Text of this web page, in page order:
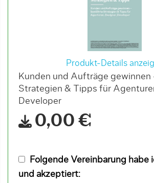
Produkt-Details
Kunden und Aufträge gewinnen
Strategien & Tipps für
Developer
0,00 €
Folgende Vereinbarung habe
und akzeptiert: